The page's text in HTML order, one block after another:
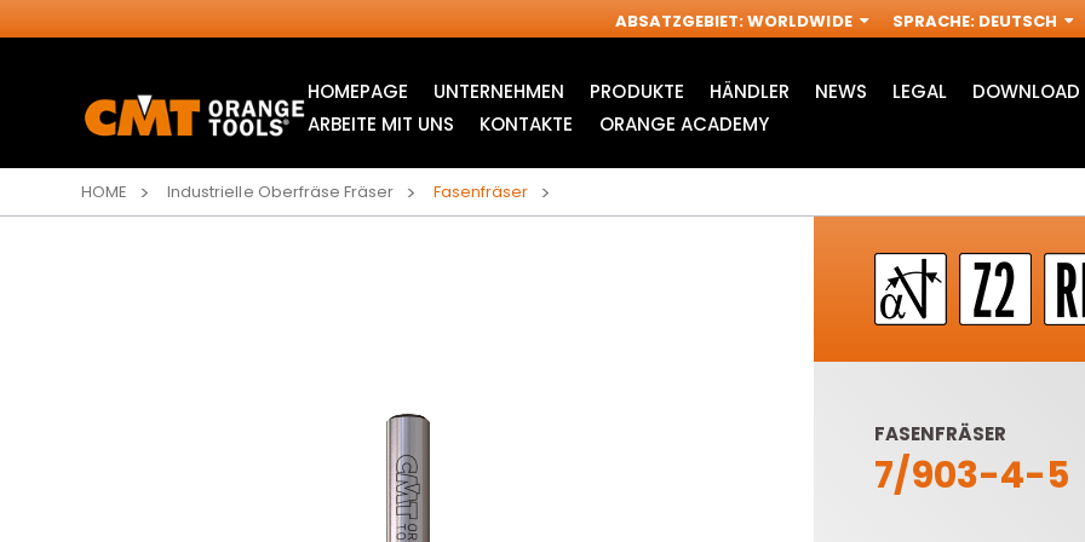
ABSATZGEBIET:WORLDWIDE SPRACHE: DEUTSCH
HOMEPAGE UNTERNEHMEN PRODUKTE
STICHSÄGEBLÄTTER
INDUSTRIELLE
OBERFRÄSE FRÄSER
HÄNDLER NEWS LEGAL DOWNLOAD
ARBEITE MIT UNS
KONTAKTE ORANGE ACADEMY
HOME Industrielle Oberfräse Fräser Fasenfräser
FASENFRÄSER
7/903-4-5